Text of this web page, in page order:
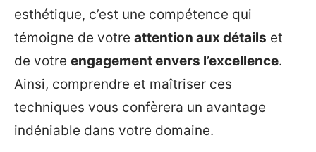
esthétique, c’est une compétence qui
témoigne de votre attention aux détails et
de votre engagement envers l’excellence.
Ainsi, comprendre et maîtriser ces
techniques vous confèrera un avantage
indéniable dans votre domaine.